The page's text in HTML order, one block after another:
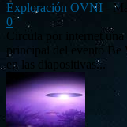
Exploración OVNI
0
Circula por internet
principal del evento Be
en las diapositivas...